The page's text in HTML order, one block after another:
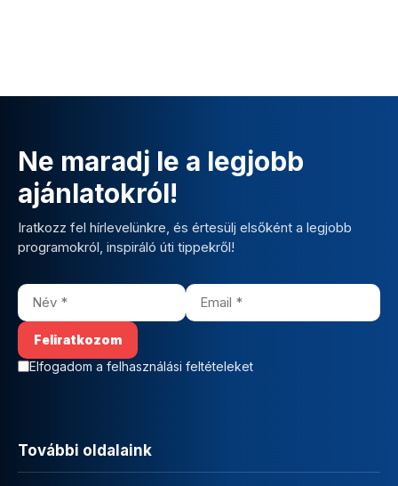
Ne maradj le a legjobb
ajánlatokról!
Iratkozz fel hírlevelünkre, és értesülj elsőként a legjobb
programokról, inspiráló úti tippekről!
Elfogadom a felhasználási feltételeket
További oldalaink